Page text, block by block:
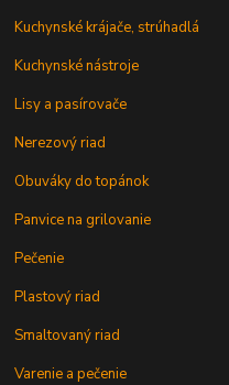
Kuchynské krájače, strúhadlá
Kuchynské nástroje
Lisy a pasírovače
Nerezový riad
Obuváky do topánok
Panvice na grilovanie
Pečenie
Plastový riad
Smaltovaný riad
Varenie a pečenie